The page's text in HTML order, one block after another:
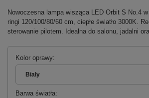
Nowoczesna lampa wisząca LED Orbit S No.4
ringi 120/100/80/60 cm, ciepłe światło 3000K.
sterowanie pilotem. Idealna do salonu, jadalni
Kolor oprawy
Biały
Barwa światła